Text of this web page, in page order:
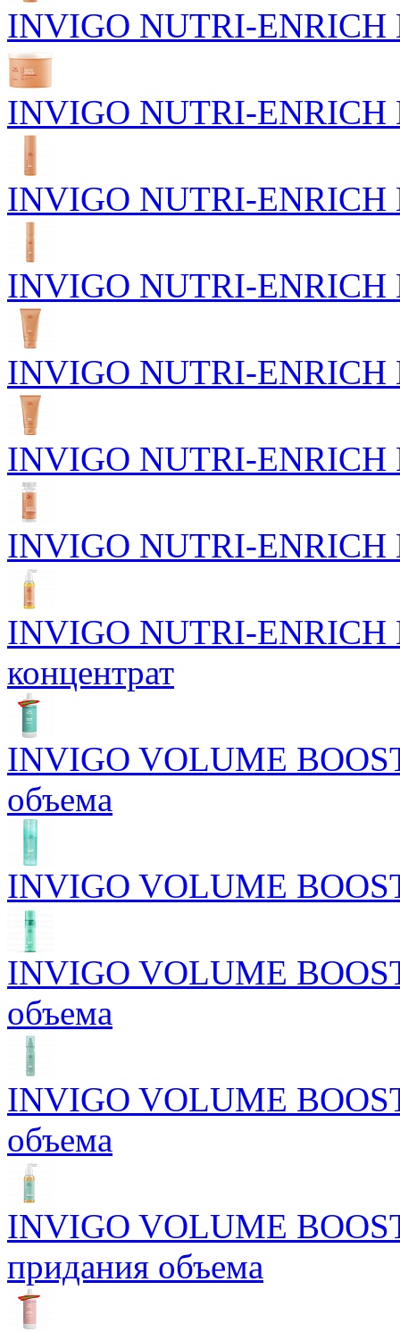
INVIGO NUTRI-ENRICH
INVIGO NUTRI-ENRICH
INVIGO NUTRI-ENRICH
INVIGO NUTRI-ENRICH
INVIGO NUTRI-ENRICH
INVIGO NUTRI-ENRICH
INVIGO NUTRI-ENRICH
INVIGO NUTRI-ENRICH
концентрат
INVIGO VOLUME
объема
INVIGO VOLUME
INVIGO VOLUME
объема
INVIGO VOLUME
объема
INVIGO VOLUME
придания объема